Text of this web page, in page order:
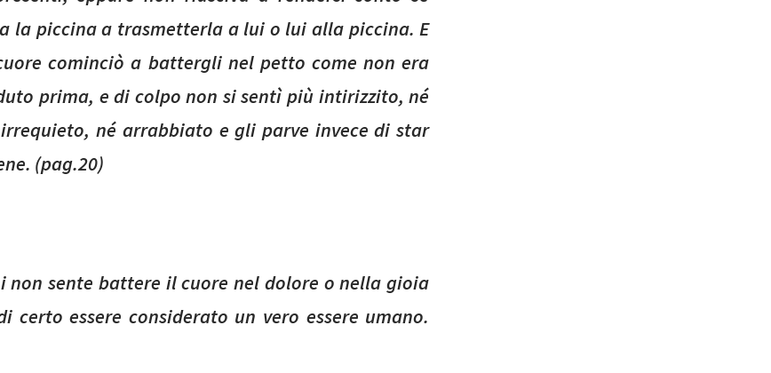
la piccina a trasmetterla a lui o lui alla piccina. E
cominciò a battergli nel petto come non era
prima, e di colpo non si sentì più intirizzito, né
né arrabbiato e gli parve invece di star
(pag.20)
non sente battere il cuore nel dolore o nella gioia
certo essere considerato un vero essere umano.